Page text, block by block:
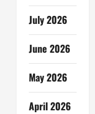
July 2026
June 2026
May 2026
April 2026